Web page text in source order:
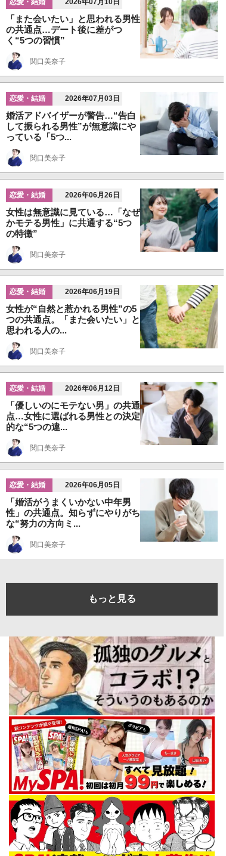
2026年07月10日
「また会いたい」と思われる男性
の共通点…デート後に差がつ
く“5つの習慣”
関口美奈子
恋愛・結婚 2026年07月03日
婚活アドバイザーが警告…“告白
して振られる男性”が無意識にや
っている「5つ...
関口美奈子
恋愛・結婚 2026年06月26日
女性は無意識に見ている…「なぜ
かモテる男性」に共通する“5つ
の特徴”
関口美奈子
恋愛・結婚 2026年06月19日
女性が“自然と惹かれる男性”の5
つの共通点。「また会いたい」と
思われる人の...
関口美奈子
恋愛・結婚 2026年06月12日
「優しいのにモテない男」の共通
点…女性に選ばれる男性との決定
的な“5つの違...
関口美奈子
恋愛・結婚 2026年06月05日
「婚活がうまくいかない中年男
性」の共通点。知らずにやりがち
な“努力の方向ミ...
関口美奈子
もっと見る